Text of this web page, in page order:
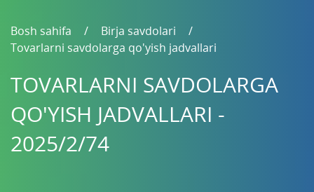
Bosh sahifa
Birja savdolari
Tovarlarni savdolarga qo'yish jadvallari
TOVARLARNI SAVDOLARGA
QO'YISH JADVALLARI -
2025/2/74